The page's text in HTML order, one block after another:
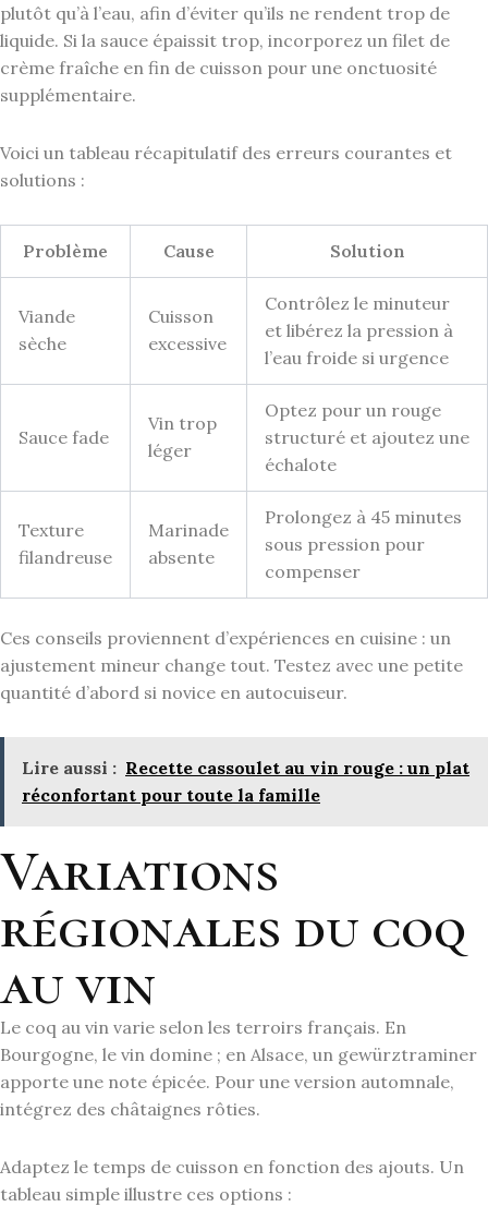
plutôt qu’à l’eau, afin d’éviter qu’ils ne rendent trop de
liquide. Si la sauce épaissit trop, incorporez un filet de
crème fraîche en fin de cuisson pour une onctuosité
supplémentaire.
Voici un tableau récapitulatif des erreurs courantes et
solutions :
Problème Cause Solution
Viande
sèche
Cuisson
excessive
Contrôlez le minuteur
et libérez la pression à
l’eau froide si urgence
Sauce fade
Vin trop
léger
Optez pour un rouge
structuré et ajoutez une
échalote
Texture
filandreuse
Marinade
absente
Prolongez à 45 minutes
sous pression pour
compenser
Ces conseils proviennent d’expériences en cuisine : un
ajustement mineur change tout. Testez avec une petite
quantité d’abord si novice en autocuiseur.
Lire aussi : Recette cassoulet au vin rouge : un plat
réconfortant pour toute la famille
Variations
régionales du coq
au vin
Le coq au vin varie selon les terroirs français. En
Bourgogne, le vin domine ; en Alsace, un gewürztraminer
apporte une note épicée. Pour une version automnale,
intégrez des châtaignes rôties.
Adaptez le temps de cuisson en fonction des ajouts. Un
tableau simple illustre ces options :